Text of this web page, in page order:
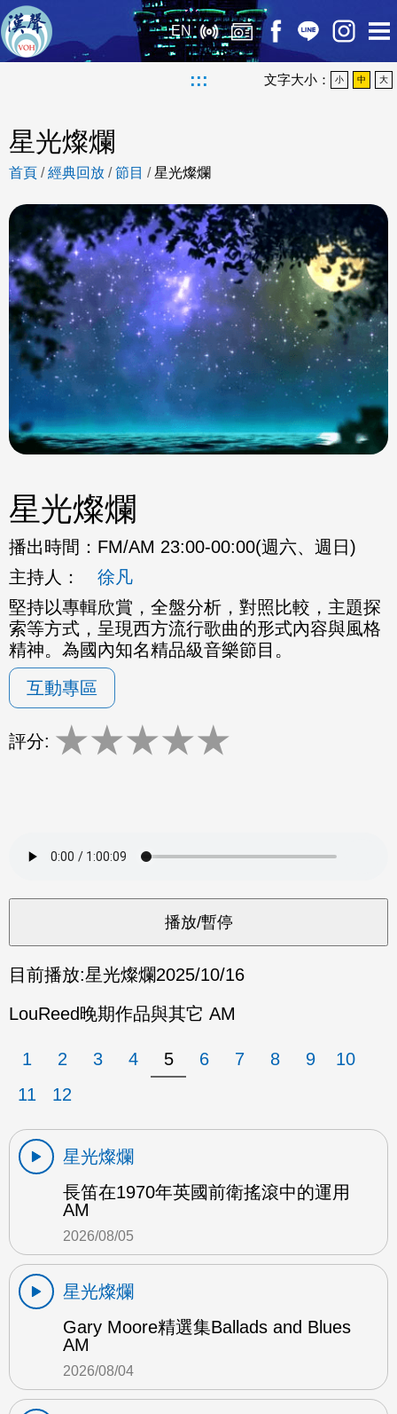
EN
::: 文字大小： 小 中 大
星光燦爛
首頁 /經典回放 /節目 /星光燦爛
星光燦爛
播出時間： FM/AM 23:00-00:00(週六、週日)
主持人：
徐凡
堅持以專輯欣賞，全盤分析，對照比較，主題探
索等方式，呈現西方流行歌曲的形式內容與風格
精神。為國內知名精品級音樂節目。
互動專區
評分: ★★★★★
目前播放:星光燦爛2025/10/16
LouReed晚期作品與其它 AM
1 2 3 4 5 6 7 8 9
10
11
12
星光燦爛
長笛在1970年英國前衛搖滾中的運用
AM
2026/08/05
星光燦爛
Gary Moore精選集Ballads and Blues
AM
2026/08/04